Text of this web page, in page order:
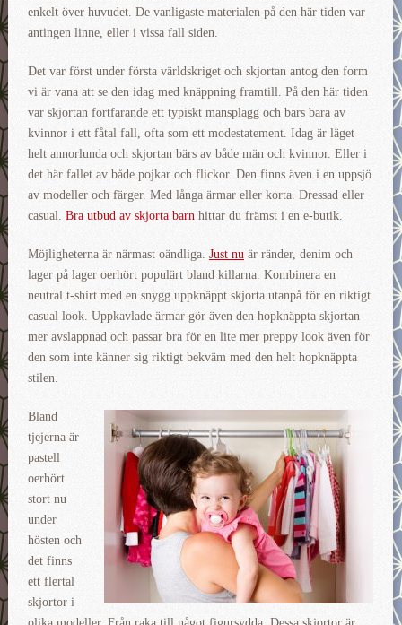
enkelt över huvudet. De vanligaste materialen på den här tiden var
antingen linne, eller i vissa fall siden.
Det var först under första världskriget och skjortan antog den form
vi är vana att se den idag med knäppning framtill. På den här tiden
var skjortan fortfarande ett typiskt mansplagg och bars bara av
kvinnor i ett fåtal fall, ofta som ett modestatement. Idag är läget
helt annorlunda och skjortan bärs av både män och kvinnor. Eller i
det här fallet av både pojkar och flickor. Den finns även i en uppsjö
av modeller och färger. Med långa ärmar eller korta. Dressad eller
casual. Bra utbud av skjorta barnhittar du främst i en e-butik.
Möjligheterna är närmast oändliga. Just nu är ränder, denim och
lager på lager oerhört populärt bland killarna. Kombinera en
neutral t-shirt med en snygg uppknäppt skjorta utanpå för en riktigt
casual look. Uppkavlade ärmar gör även den hopknäppta skjortan
mer avslappnad och passar bra för en lite mer preppy look även för
den som inte känner sig riktigt bekväm med den helt hopknäppta
stilen.
Bland
tjejerna är
pastell
oerhört
stort nu
under
hösten och
det finns
ett flertal
skjortor i